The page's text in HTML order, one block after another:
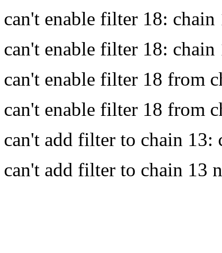
can't enable filter 18:
can't enable filter 18:
can't enable filter 18 from
can't enable filter 18 from
can't add filter to chain 13:
can't add filter to chain 13